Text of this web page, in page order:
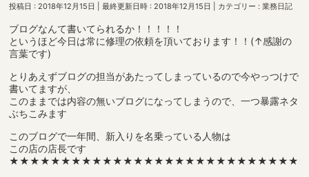
投稿日 : 2018年12月15日 最終更新日時 : 2018年12月15日 カテゴリー :業務日記
ブログなんて書いてられるか！！！！！
というほど今日は常に修理の依頼を頂いております！！(↑感謝の
言葉です)
とりあえずブログの担当があたってしまっているので今やっつけで
書いてますが、
このままでは内容の無いブログになってしまうので、一つ暴露ネタ
ぶちこみます
このブログで一年間、新入りを名乗っている人物は
この店の店長です